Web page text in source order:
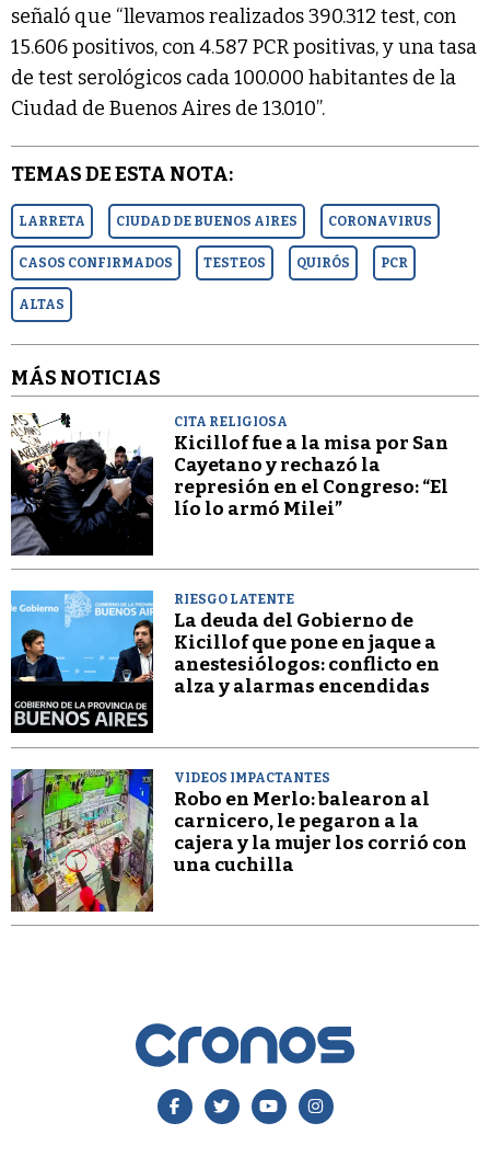
señaló que “llevamos realizados 390.312 test, con
15.606 positivos, con 4.587 PCR positivas, y una tasa
de test serológicos cada 100.000 habitantes de la
Ciudad de Buenos Aires de 13.010”.
TEMAS DE ESTA NOTA:
LARRETA CIUDAD DE BUENOS AIRES CORONAVIRUS
CASOS CONFIRMADOS TESTEOS QUIRÓS PCR
ALTAS
MÁS NOTICIAS
CITA RELIGIOSA
Kicillof fue a la misa por San
Cayetano y rechazó la
represión en el Congreso: “El
lío lo armó Milei”
RIESGO LATENTE
La deuda del Gobierno de
Kicillof que pone en jaque a
anestesiólogos: conflicto en
alza y alarmas encendidas
VIDEOS IMPACTANTES
Robo en Merlo: balearon al
carnicero, le pegaron a la
cajera y la mujer los corrió con
una cuchilla